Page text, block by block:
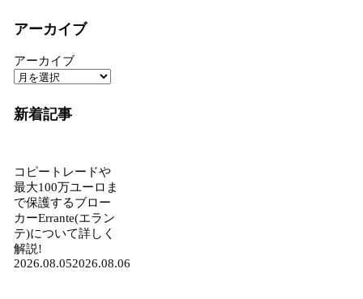
アーカイブ
アーカイブ
新着記事
コピートレードや
最大100万ユーロま
で保護するブロー
カーErrante(エラン
テ)について詳しく
解説!
2026.08.052026.08.06